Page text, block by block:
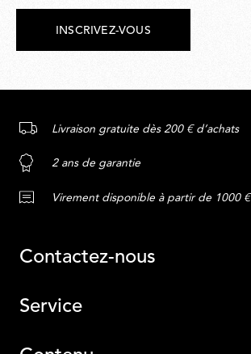
INSCRIVEZ-VOUS
Livraison gratuite dès 200 € d’achats
2 ans de garantie
Virement disponible à partir de 1000 €
Contactez-nous
Service